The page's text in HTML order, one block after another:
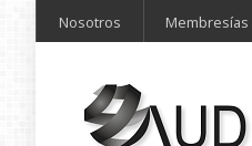
Nosotros Membresías